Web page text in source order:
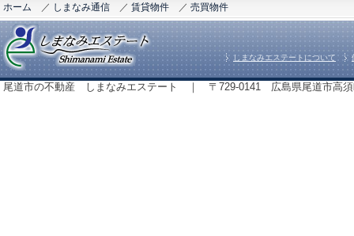
ホーム ／ しまなみ通信 ／ 賃貸物件 ／ 売買物件
しまなみエステートについて
尾道市の不動産 しまなみエステート ｜ 〒729-0141 広島県尾道市高